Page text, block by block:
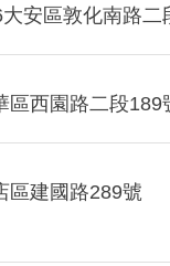
安區敦化南路二
區西園路二段189
區建國路289號